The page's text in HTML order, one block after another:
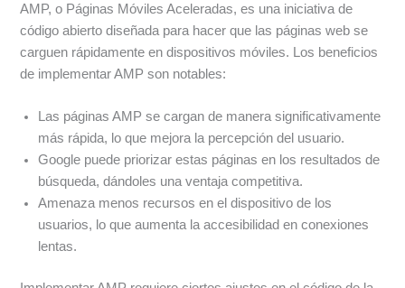
AMP, o Páginas Móviles Aceleradas, es una iniciativa de
código abierto diseñada para hacer que las páginas web se
carguen rápidamente en dispositivos móviles. Los beneficios
de implementar AMP son notables:
Las páginas AMP se cargan de manera significativamente
más rápida, lo que mejora la percepción del usuario.
Google puede priorizar estas páginas en los resultados de
búsqueda, dándoles una ventaja competitiva.
Amenaza menos recursos en el dispositivo de los
usuarios, lo que aumenta la accesibilidad en conexiones
lentas.